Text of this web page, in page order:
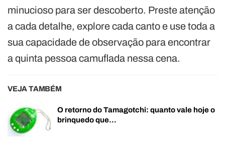
minucioso para ser descoberto. Preste atenção
a cada detalhe, explore cada canto e use toda a
sua capacidade de observação para encontrar
a quinta pessoa camuflada nessa cena.
VEJA TAMBÉM
O retorno do Tamagotchi: quanto vale hoje o
brinquedo que…